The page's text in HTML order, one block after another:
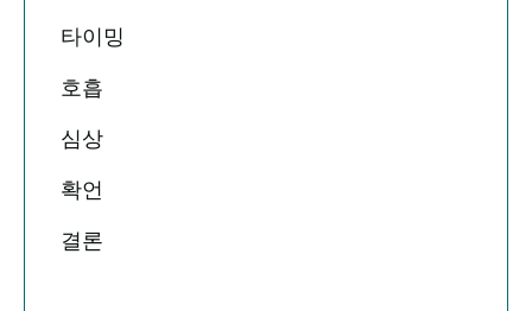
타이밍
호흡
심상
확언
결론